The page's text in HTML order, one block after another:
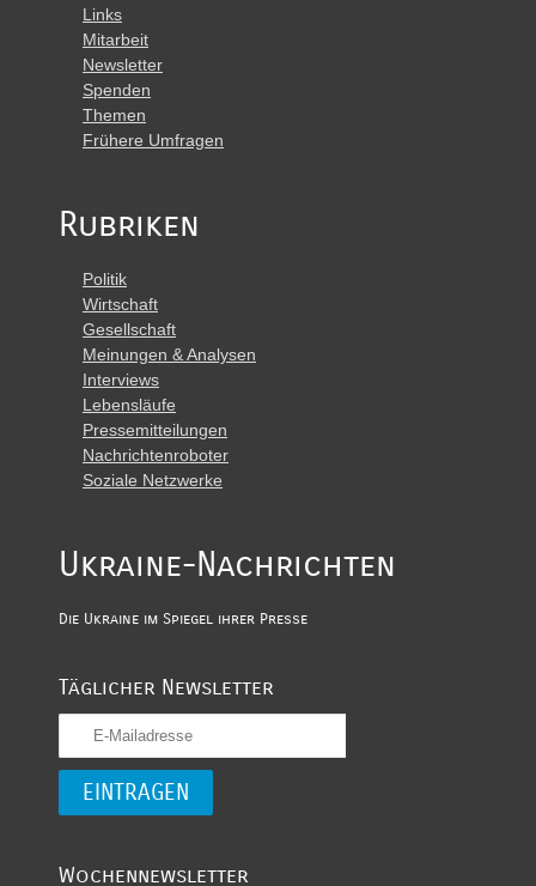
Links
Mitarbeit
Newsletter
Spenden
Themen
Frühere Umfragen
Rubriken
Politik
Wirtschaft
Gesellschaft
Meinungen & Analysen
Interviews
Lebensläufe
Pressemitteilungen
Nachrichtenroboter
Soziale Netzwerke
Ukraine-Nachrichten
Die Ukraine im Spiegel ihrer Presse
Täglicher Newsletter
Wochennewsletter